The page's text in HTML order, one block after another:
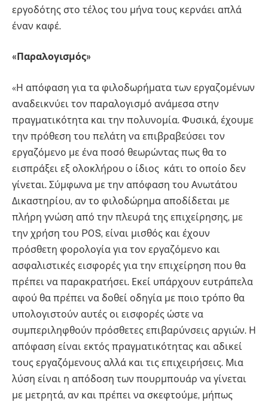
εργοδότης στο τέλος του μήνα τους κερνάει απλά
έναν καφέ.
«Παραλογισμός»
«Η απόφαση για τα φιλοδωρήματα των εργαζομένων
αναδεικνύει τον παραλογισμό ανάμεσα στην
πραγματικότητα και την πολυνομία. Φυσικά, έχουμε
την πρόθεση του πελάτη να επιβραβεύσει τον
εργαζόμενο με ένα ποσό θεωρώντας πως θα το
εισπράξει εξ ολοκλήρου ο ίδιος κάτι το οποίο δεν
γίνεται. Σύμφωνα με την απόφαση του Ανωτάτου
Δικαστηρίου, αν το φιλοδώρημα αποδίδεται με
πλήρη γνώση από την πλευρά της επιχείρησης, με
την χρήση του POS, είναι μισθός και έχουν
πρόσθετη φορολογία για τον εργαζόμενο και
ασφαλιστικές εισφορές για την επιχείρηση που θα
πρέπει να παρακρατήσει. Εκεί υπάρχουν ευτράπελα
αφού θα πρέπει να δοθεί οδηγία με πoιο τρόπο θα
υπολογιστούν αυτές οι εισφορές ώστε να
συμπεριληφθούν πρόσθετες επιβαρύνσεις αργιών. Η
απόφαση είναι εκτός πραγματικότητας και αδικεί
τους εργαζόμενους αλλά και τις επιχειρήσεις. Μια
λύση είναι η απόδοση των πουρμπουάρ να γίνεται
με μετρητά, αν και πρέπει να σκεφτούμε, μήπως